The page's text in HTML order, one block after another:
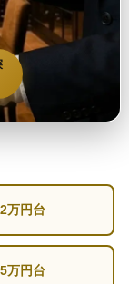
2万円台
5万円台